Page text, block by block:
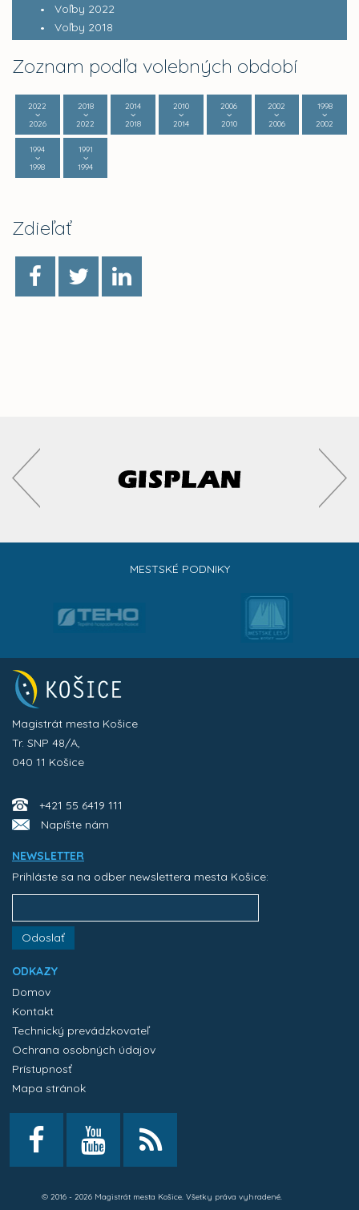
Voľby 2022
Voľby 2018
Zoznam podľa volebných období
2022
2026
2018
2022
2014
2018
2010
2014
2006
2010
2002
2006
1998
2002
1994
1998
1991
1994
Zdieľať
MESTSKÉ PODNIKY
Magistrát mesta Košice
Tr. SNP 48/A,
040 11 Košice
+421 55 6419 111
Napíšte nám
NEWSLETTER
Prihláste sa na odber newslettera mesta Košice:
Odoslať
ODKAZY
Domov
Kontakt
Technický prevádzkovateľ
Ochrana osobných údajov
Prístupnosť
Mapa stránok
© 2016 - 2026 Magistrát mesta Košice. Všetky práva vyhradené.